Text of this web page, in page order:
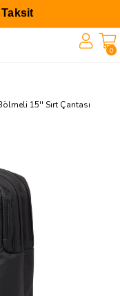
0
15'' Sırt Çantası